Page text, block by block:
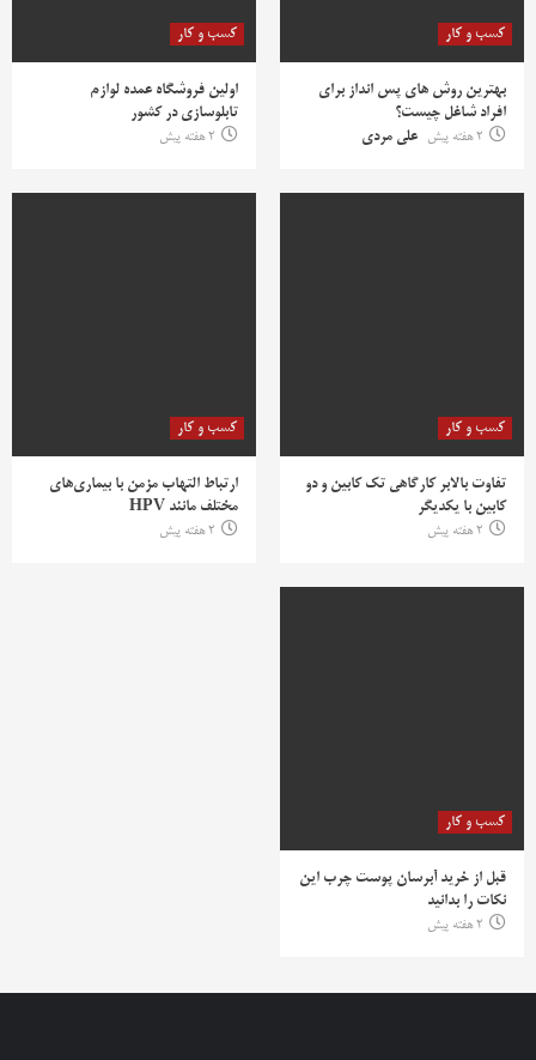
کسب و کار
بهترین روش‌ های پس‌ انداز برای
افراد شاغل چیست؟
2 هفته پیش
علی مردی
کسب و کار
اولین فروشگاه عمده لوازم
تابلوسازی در کشور
2 هفته پیش
کسب و کار
تفاوت بالابر کارگاهی تک کابین و دو
کابین با یکدیگر
2 هفته پیش
کسب و کار
ارتباط التهاب مزمن با بیماری‌های
مختلف مانند HPV
2 هفته پیش
کسب و کار
قبل از خرید آبرسان پوست چرب این
نکات را بدانید
2 هفته پیش